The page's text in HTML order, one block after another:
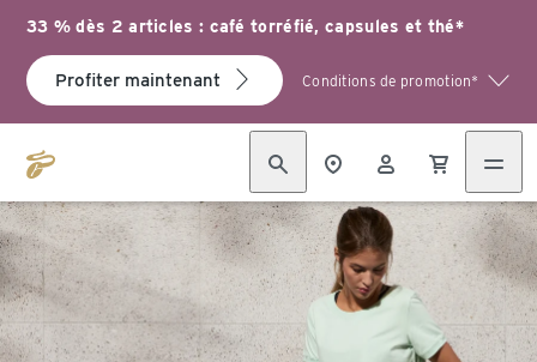
33 % dès 2 articles : café torréfié, capsules et thé*
Profiter maintenant Conditions de promotion*